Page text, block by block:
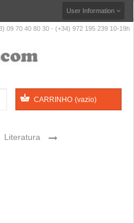
User Information
09 70 40 80 30 - (+34) 972 195 239 10-19h
CARRINHO (vazio)
Literatura
>